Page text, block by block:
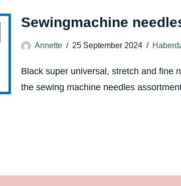
Sewingmachine
Annette 25 September 2024
Black super universal, stretch and fine
the sewing machine needles